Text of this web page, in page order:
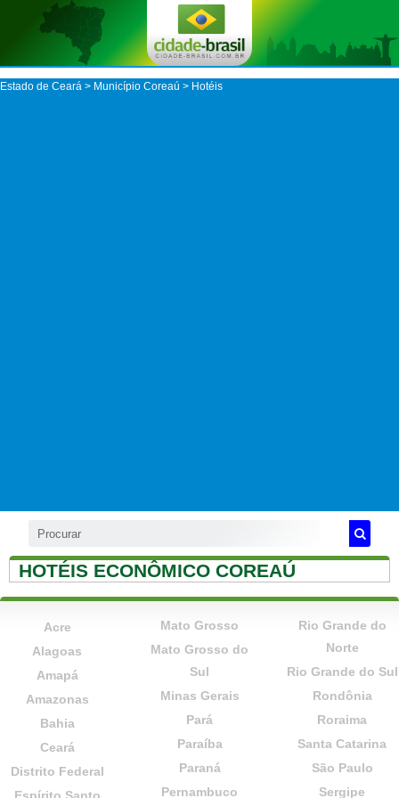
Estado de Ceará > Município Coreaú > Hotéis
HOTÉIS ECONÔMICO COREAÚ
Acre
Alagoas
Amapá
Amazonas
Bahia
Ceará
Distrito Federal
Mato Grosso
Mato Grosso do
Sul
Minas Gerais
Pará
Paraíba
Paraná
Pernambuco
Rio Grande do
Norte
Rio Grande do Sul
Rondônia
Roraima
Santa Catarina
São Paulo
Sergipe